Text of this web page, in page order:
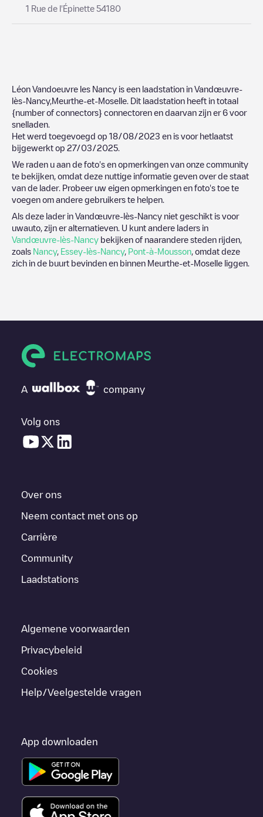
1 Rue de l'Épinette 54180
Léon Vandoeuvre les Nancy is een laadstation in Vandœuvre-
lès-Nancy, Meurthe-et-Moselle . Dit laadstation heeft in totaal
{number of connectors} connectoren en daarvan zijn er 6 voor
snelladen.
Het werd toegevoegd op 18/08/2023 en is voor hetlaatst
bijgewerkt op 27/03/2025
We raden u aan de foto's en opmerkingen van onze community
te bekijken, omdat deze nuttige informatie geven over de staat
van de lader. Probeer uw eigen opmerkingen en foto's toe te
voegen om andere gebruikers te helpen.
Als deze lader in Vandœuvre-lès-Nancy niet geschikt is voor
uwauto, zijn er alternatieven. U kunt andere laders in
Vandœuvre-lès-Nancy bekijken of naarandere steden rijden,
zoals Nancy, Essey-lès-Nancy, Pont-à-Mousson , omdat deze
zich in de buurt bevinden en binnen Meurthe-et-Moselle liggen.
A company
Volg ons
Over ons
Neem contact met ons op
Carrière
Community
Laadstations
Algemene voorwaarden
Privacybeleid
Cookies
Help/Veelgestelde vragen
App downloaden